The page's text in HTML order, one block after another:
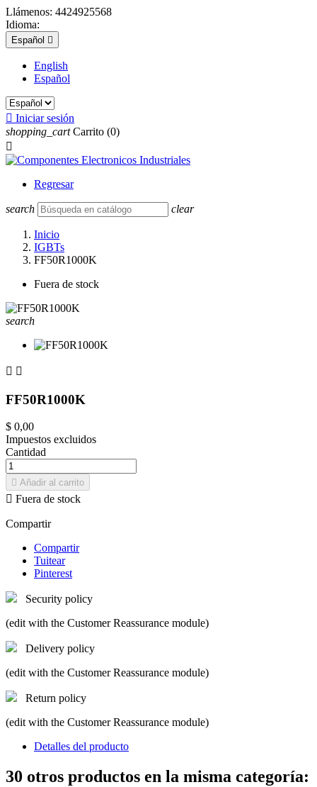
Llámenos: 4424925568
Idioma:
Español 
English
Español
 Iniciar sesión
shopping_cart Carrito (0)

Regresar
search clear
Inicio
IGBTs
FF50R1000K
Fuera de stock
search
 
FF50R1000K
$ 0,00
Impuestos excluidos
Cantidad
 Añadir al carrito
 Fuera de stock
Compartir
Compartir
Tuitear
Pinterest
Security policy
(edit with the Customer Reassurance module)
Delivery policy
(edit with the Customer Reassurance module)
Return policy
(edit with the Customer Reassurance module)
Detalles del producto
30 otros productos en la misma categoría: